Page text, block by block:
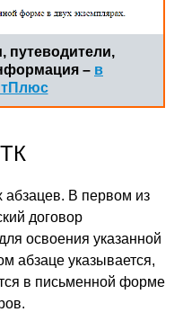
путеводители,
– в
абзацев. В первом из
договор
освоения указанной
абзаце указывается,
в письменной форме